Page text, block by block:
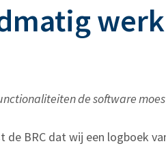
de software
de BRC dat wij een logboek